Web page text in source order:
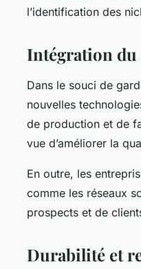
l’identification des
Intégration
Dans le souci de
nouvelles
de production et de
vue d’améliorer la
En outre, les
comme les réseaux
prospects et de
Durabilité et